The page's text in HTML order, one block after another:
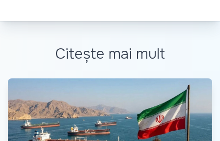
Citește mai mult